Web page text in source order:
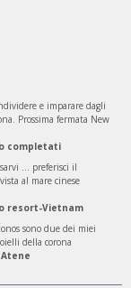
e imparare dagli
Prossima fermata New
completati
... preferisci il
al mare cinese
resort-Vietnam
sono due dei miei
della corona